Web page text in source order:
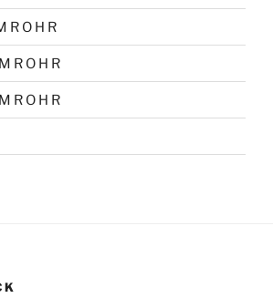
R O H R
R O H R
R O H R